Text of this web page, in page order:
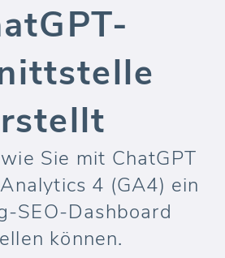
Sie mit ChatGPT
4 (GA4) ein
SEO-Dashboard
können.